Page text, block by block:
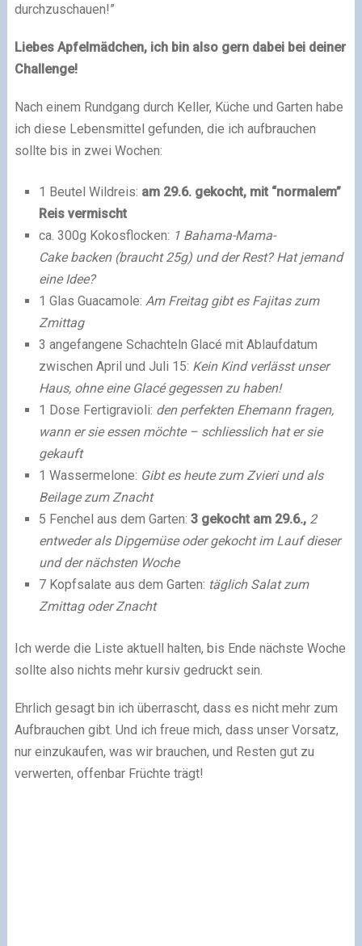
durchzuschauen!”
Liebes Apfelmädchen, ich bin also gern dabei bei deiner
Challenge!
Nach einem Rundgang durch Keller, Küche und Garten habe
ich diese Lebensmittel gefunden, die ich aufbrauchen
sollte bis in zwei Wochen:
1 Beutel Wildreis: am 29.6. gekocht, mit “normalem”
Reis vermischt
ca. 300g Kokosflocken: 1 Bahama-Mama-
Cake backen (braucht 25g) und der Rest? Hat jemand
eine Idee?
1 Glas Guacamole: Am Freitag gibt es Fajitas zum
Zmittag
3 angefangene Schachteln Glacé mit Ablaufdatum
zwischen April und Juli 15: Kein Kind verlässt unser
Haus, ohne eine Glacé gegessen zu haben!
1 Dose Fertigravioli: den perfekten Ehemann fragen,
wann er sie essen möchte – schliesslich hat er sie
gekauft
1 Wassermelone: Gibt es heute zum Zvieri und als
Beilage zum Znacht
5 Fenchel aus dem Garten: 3 gekocht am 29.6., 2
entweder als Dipgemüse oder gekocht im Lauf dieser
und der nächsten Woche
7 Kopfsalate aus dem Garten: täglich Salat zum
Zmittag oder Znacht
Ich werde die Liste aktuell halten, bis Ende nächste Woche
sollte also nichts mehr kursiv gedruckt sein.
Ehrlich gesagt bin ich überrascht, dass es nicht mehr zum
Aufbrauchen gibt. Und ich freue mich, dass unser Vorsatz,
nur einzukaufen, was wir brauchen, und Resten gut zu
verwerten, offenbar Früchte trägt!